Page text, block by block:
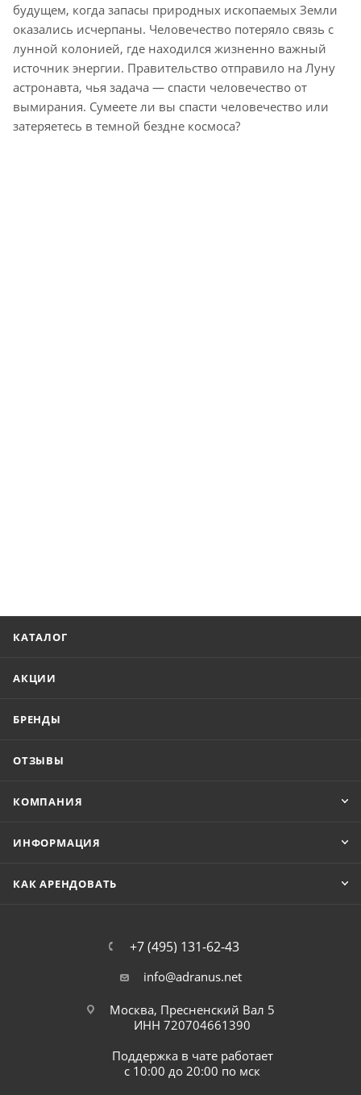
будущем, когда запасы природных ископаемых Земли
оказались исчерпаны. Человечество потеряло связь с
лунной колонией, где находился жизненно важный
источник энергии. Правительство отправило на Луну
астронавта, чья задача — спасти человечество от
вымирания. Сумеете ли вы спасти человечество или
затеряетесь в темной бездне космоса?
КАТАЛОГ
АКЦИИ
БРЕНДЫ
ОТЗЫВЫ
КОМПАНИЯ
ИНФОРМАЦИЯ
КАК АРЕНДОВАТЬ
+7 (495) 131-62-43
info@adranus.net
Москва, Пресненский Вал 5
ИНН 720704661390
Поддержка в чате работает
с 10:00 до 20:00 по мск